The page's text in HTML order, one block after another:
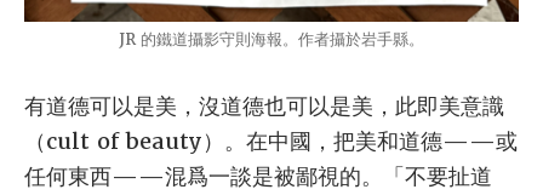
JR 的鐵道攝影守則海報。作者攝於岩手縣。
有道德可以是美，沒道德也可以是美，此即美意識
（cult of beauty）。在中國，把美和道德——或
任何東西——混爲一談是被鄙視的。「不要扯道